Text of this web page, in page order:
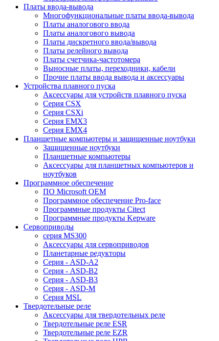
Платы ввода-вывода
Многофункциональные платы ввода-вывода
Платы аналогового ввода
Платы аналогового вывода
Платы дискретного ввода/вывода
Платы релейного вывода
Платы счетчика-частотомера
Выносные платы, переходники, кабели
Прочие платы ввода вывода и аксессуары
Устройства плавного пуска
Аксессуары для устройств плавного пуска
Серия CSX
Серия CSXi
Серия EMX3
Серия EMX4
Планшетные компьютеры и защищенные ноутбуки
Защищенные ноутбуки
Планшетные компьютеры
Аксессуары для планшетных компьютеров и
ноутбуков
Программное обеспечение
ПО Microsoft OEM
Программное обеспечение Pro-face
Программные продукты Citect
Программные продукты Kepware
Сервоприводы
серия MS300
Аксессуары для сервоприводов
Планетарные редукторы
Серия - ASD-A2
Серия - ASD-B2
Серия - ASD-B3
Серия - ASD-M
Серия MSL
Твердотельные реле
Аксессуары для твердотельных реле
Твердотельные реле ESR
Твердотельные реле EZR